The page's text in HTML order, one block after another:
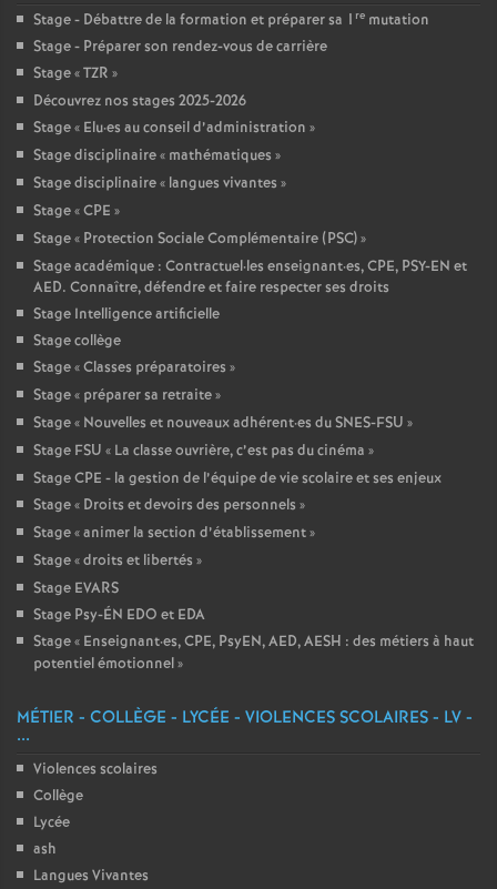
Stage - Débattre de la formation et préparer sa 1 re mutation
Stage - Préparer son rendez-vous de carrière
Stage «TZR »
Découvrez nos stages 2025-2026
Stage « Elu·es au conseil d’administration »
Stage disciplinaire « mathématiques »
Stage disciplinaire « langues vivantes »
Stage «CPE »
Stage « Protection Sociale Complémentaire (PSC)»
Stage académique : Contractuel·les enseignant·es, CPE, PSY-EN et
AED. Connaître, défendre et faire respecter ses droits
Stage Intelligence artificielle
Stage collège
Stage «Classes préparatoires »
Stage « préparer sa retraite»
Stage « Nouvelles et nouveaux adhérent·es du SNES-FSU »
Stage FSU « La classe ouvrière, c’est pas du cinéma »
Stage CPE - la gestion de l’équipe de vie scolaire et ses enjeux
Stage « Droits et devoirs des personnels »
Stage «animer la section d’établissement»
Stage «droits et libertés »
Stage EVARS
Stage Psy-ÉN EDO et EDA
Stage « Enseignant·es, CPE, PsyEN, AED, AESH : des métiers à haut
potentiel émotionnel»
MÉTIER - COLLÈGE - LYCÉE - VIOLENCES SCOLAIRES - LV -
...
Violences scolaires
Collège
Lycée
ash
Langues Vivantes